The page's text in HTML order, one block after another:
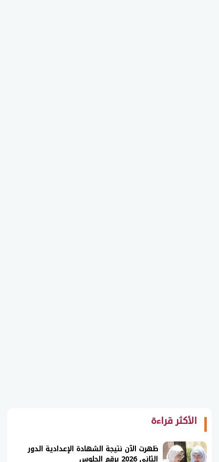
الأكثر قراءة
ظهرت الآن نتيجة الشهادة الإعدادية الدور
الثاني 2026 برقم الجلوس